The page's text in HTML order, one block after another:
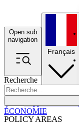
Open sub
navigation
Recherche
POLICY AREAS
Français
ÉCONOMIE